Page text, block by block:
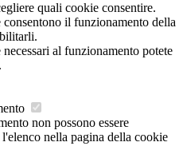
quali cookie consentire.
il funzionamento della
al funzionamento potete
.
non possono essere
nella pagina della cookie